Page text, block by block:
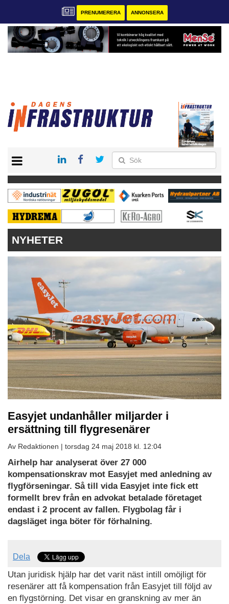
PRENUMERERA ANNONSERA
KONTAKT
VÅRA ANDRA MAGASIN
PRENUMERERA
ANNONSERA
NYHETER
Easyjet undanhåller miljarder i
ersättning till flygresenärer
Av Redaktionen | torsdag 24 maj 2018 kl. 12:04
Airhelp har analyserat över 27 000
kompensationskrav mot Easyjet med anledning av
flygförseningar. Så till vida Easyjet inte fick ett
formellt brev från en advokat betalade företaget
endast i 2 procent av fallen. Flygbolag får i
dagsläget inga böter för förhalning.
Dela
Utan juridisk hjälp har det varit näst intill omöjligt för
resenärer att få kompensation från Easyjet till följd av
en flygstörning. Det visar en granskning av mer än